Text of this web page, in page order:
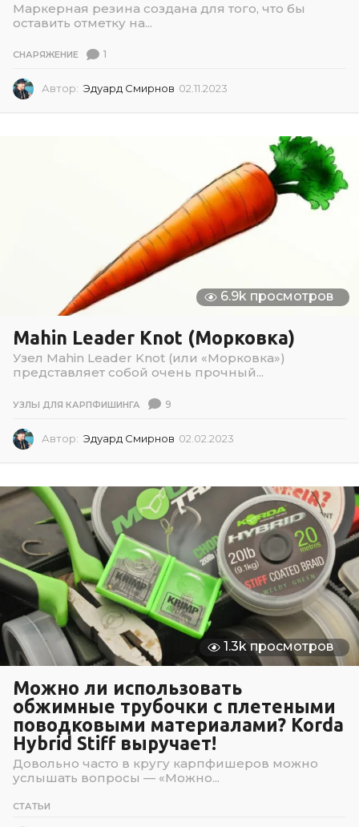
Маркерная резина создана для того, что бы
оставить отметку на...
СНАРЯЖЕНИЕ 1
Автор: Эдуард Смирнов 02.11.2023
2
0
3
6.9k просмотров
Mahin Leader Knot (Морковка)
Узел Mahin Leader Knot (или «Морковка»)
представляет собой очень прочный...
УЗЛЫ ДЛЯ КАРПФИШИНГА 9
Автор: Эдуард Смирнов 02.02.2023
0
.
2
0
2
3
1.3k просмотров
Можно ли использовать
обжимные трубочки с плетеными
поводковыми материалами? Korda
Hybrid Stiff выручает!
Довольно часто в кругу карпфишеров можно
услышать вопросы — «Можно...
СТАТЬИ